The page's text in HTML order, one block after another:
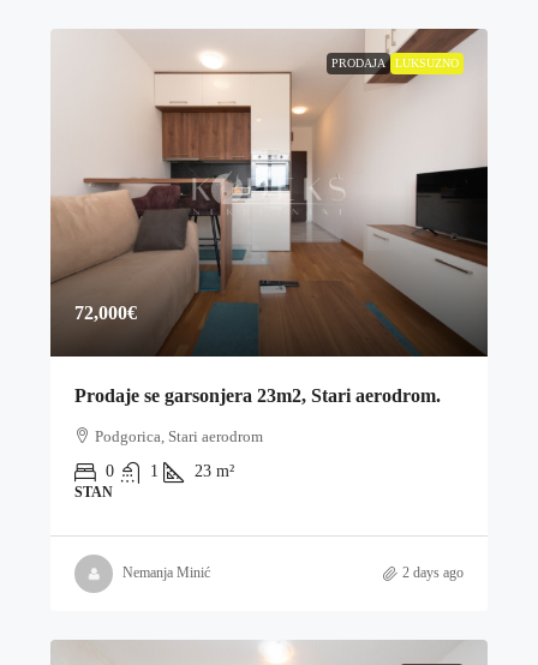
PRODAJA LUKSUZNO
72,000€
Prodaje se garsonjera 23m2, Stari aerodrom.
Podgorica, Stari aerodrom
0
1 23 m²
STAN
Nemanja Minić 2 days ago